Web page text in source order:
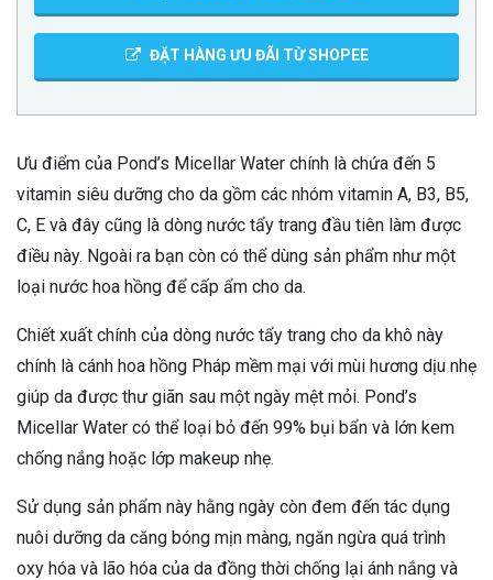
ĐẶT HÀNG ƯU ĐÃI TỪ SHOPEE
Ưu điểm của Pond’s Micellar Water chính là chứa đến 5
vitamin siêu dưỡng cho da gồm các nhóm vitamin A, B3, B5,
C, E và đây cũng là dòng nước tẩy trang đầu tiên làm được
điều này. Ngoài ra bạn còn có thể dùng sản phẩm như một
loại nước hoa hồng để cấp ẩm cho da.
Chiết xuất chính của dòng nước tẩy trang cho da khô này
chính là cánh hoa hồng Pháp mềm mại với mùi hương dịu nhẹ
giúp da được thư giãn sau một ngày mệt mỏi. Pond’s
Micellar Water có thể loại bỏ đến 99% bụi bẩn và lớn kem
chống nắng hoặc lớp makeup nhẹ.
Sử dụng sản phẩm này hằng ngày còn đem đến tác dụng
nuôi dưỡng da căng bóng mịn màng, ngăn ngừa quá trình
oxy hóa và lão hóa của da đồng thời chống lại ánh nắng và